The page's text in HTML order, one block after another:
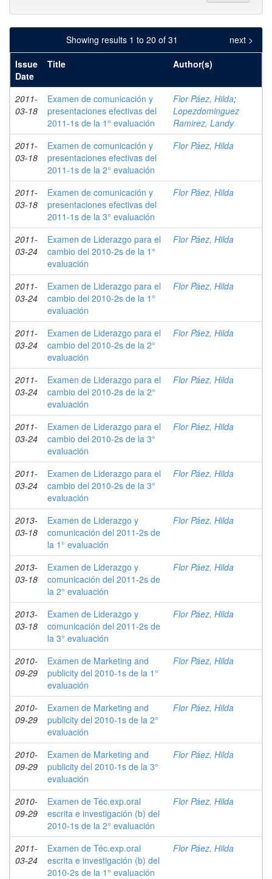
Showing results 1 to 20 of 31
next >
Issue
Date
Title Author(s)
2011-
03-18
Examen de comunicación y
presentaciones efectivas del
2011-1s de la 1° evaluación
Flor Páez, Hilda;
Lopezdominguez
Ramirez, Landy
2011-
03-18
Examen de comunicación y
presentaciones efectivas del
2011-1s de la 2° evaluación
Flor Páez, Hilda
2011-
03-18
Examen de comunicación y
presentaciones efectivas del
2011-1s de la 3° evaluación
Flor Páez, Hilda
2011-
03-24
Examen de Liderazgo para el
cambio del 2010-2s de la 1°
evaluación
Flor Páez, Hilda
2011-
03-24
Examen de Liderazgo para el
cambio del 2010-2s de la 1°
evaluación
Flor Páez, Hilda
2011-
03-24
Examen de Liderazgo para el
cambio del 2010-2s de la 2°
evaluación
Flor Páez, Hilda
2011-
03-24
Examen de Liderazgo para el
cambio del 2010-2s de la 2°
evaluación
Flor Páez, Hilda
2011-
03-24
Examen de Liderazgo para el
cambio del 2010-2s de la 3°
evaluación
Flor Páez, Hilda
2011-
03-24
Examen de Liderazgo para el
cambio del 2010-2s de la 3°
evaluación
Flor Páez, Hilda
2013-
03-18
Examen de Liderazgo y
comunicación del 2011-2s de
la 1° evaluación
Flor Páez, Hilda
2013-
03-18
Examen de Liderazgo y
comunicación del 2011-2s de
la 2° evaluación
Flor Páez, Hilda
2013-
03-18
Examen de Liderazgo y
comunicación del 2011-2s de
la 3° evaluación
Flor Páez, Hilda
2010-
09-29
Examen de Marketing and
publicity del 2010-1s de la 1°
evaluación
Flor Páez, Hilda
2010-
09-29
Examen de Marketing and
publicity del 2010-1s de la 2°
evaluación
Flor Páez, Hilda
2010-
09-29
Examen de Marketing and
publicity del 2010-1s de la 3°
evaluación
Flor Páez, Hilda
2010-
09-29
Examen de Téc.exp.oral
escrita e investigación (b) del
2010-1s de la 2° evaluación
Flor Páez, Hilda
2011-
03-24
Examen de Téc.exp.oral
escrita e investigación (b) del
2010-2s de la 1° evaluación
Flor Páez, Hilda